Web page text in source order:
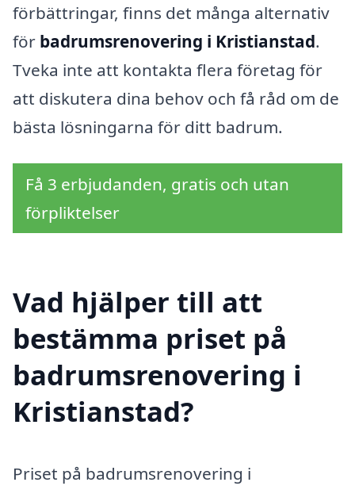
förbättringar, finns det många alternativ
för badrumsrenovering i Kristianstad.
Tveka inte att kontakta flera företag för
att diskutera dina behov och få råd om de
bästa lösningarna för ditt badrum.
Få 3 erbjudanden, gratis och utan
förpliktelser
Vad hjälper till att
bestämma priset på
badrumsrenovering i
Kristianstad?
Priset på badrumsrenovering i